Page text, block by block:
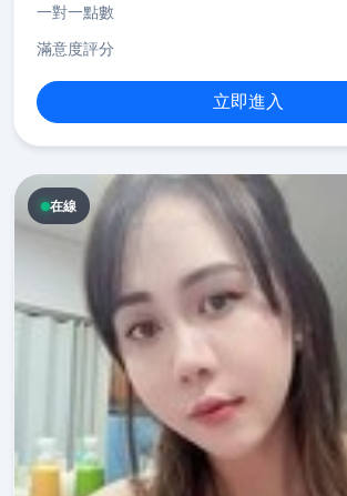
一對一點數
滿意度評分
立即進入
在線